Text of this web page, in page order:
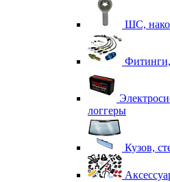
ШС,
логгеры
Кузов,